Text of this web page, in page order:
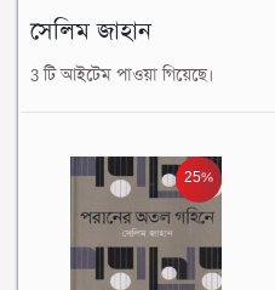
সেলিম জাহান
3 টি আইটেম পাওয়া গিয়েছে।
25%